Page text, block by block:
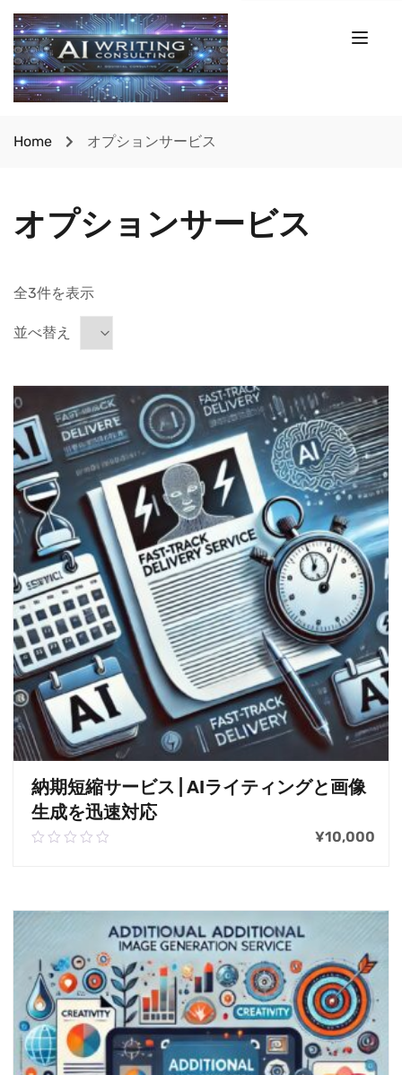
Home オプションサービス
オプションサービス
全3件を表示
並べ替え
納期短縮サービス | AIライティングと画像
生成を迅速対応
0.00
¥10,000
お買い物カゴに追加